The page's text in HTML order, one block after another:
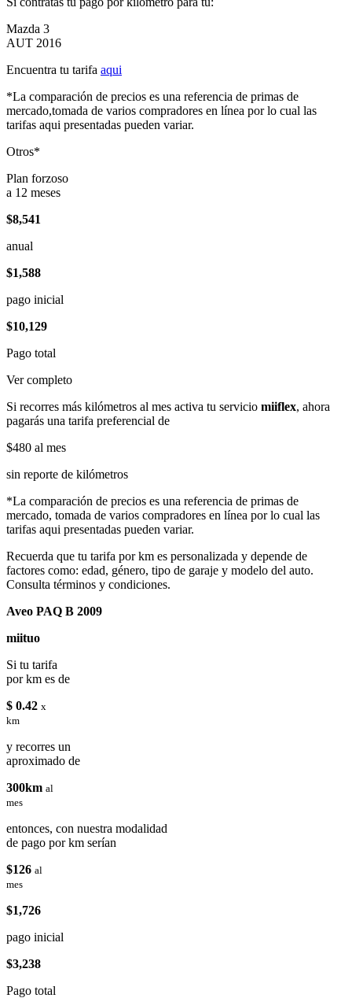
Mazda 3
AUT 2016
Encuentra tu tarifa aqui
*La comparación de precios es una referencia de primas de
mercado,tomada de varios compradores en línea por lo cual las
tarifas aqui presentadas pueden variar.
Otros*
Plan forzoso
a 12 meses
$8,541
anual
$1,588
pago inicial
$10,129
Pago total
Ver completo
Si recorres más kilómetros al mes activa tu servicio miiflex, ahora
pagarás una tarifa preferencial de
$480 al mes
sin reporte de kilómetros
*La comparación de precios es una referencia de primas de
mercado, tomada de varios compradores en línea por lo cual las
tarifas aqui presentadas pueden variar.
Recuerda que tu tarifa por km es personalizada y depende de
factores como: edad, género, tipo de garaje y modelo del auto.
Consulta términos y condiciones.
Aveo PAQ B 2009
miituo
Si tu tarifa
por km es de
$ 0.42 x
km
y recorres un
aproximado de
300km al
mes
entonces, con nuestra modalidad
de pago por km serían
$126 al
mes
$1,726
pago inicial
$3,238
Pago total